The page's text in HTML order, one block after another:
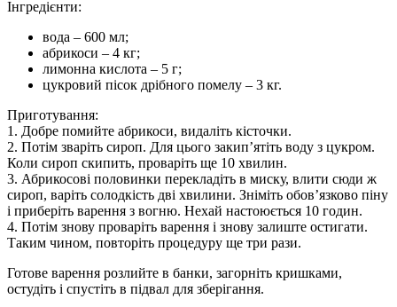
Інгредієнти:
вода – 600 мл;
абрикоси – 4 кг;
лимонна кислота – 5 г;
цукровий пісок дрібного помелу – 3 кг.
Приготування:
1. Добре помийте абрикоси, видаліть кісточки.
2. Потім зваріть сироп. Для цього закип’ятіть воду з цукром.
Коли сироп скипить, проваріть ще 10 хвилин.
3. Абрикосові половинки перекладіть в миску, влити сюди ж
сироп, варіть солодкість дві хвилини. Зніміть обов’язково піну
і приберіть варення з вогню. Нехай настоюється 10 годин.
4. Потім знову проваріть варення і знову залиште остигати.
Таким чином, повторіть процедуру ще три рази.
Готове варення розлийте в банки, загорніть кришками,
остудіть і спустіть в підвал для зберігання.